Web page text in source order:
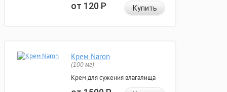
от 120Р Купить
Крем Naron
(100 мг)
Крем для сужения влагалища